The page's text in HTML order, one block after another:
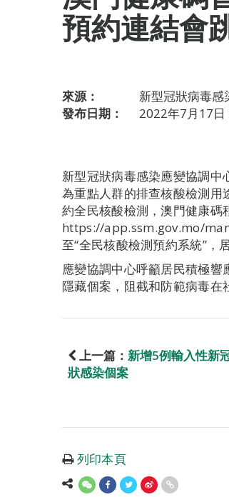
預約連結會
來源：
新型冠狀病毒
發布日期：
2022年7月17日
新型冠狀病毒感染應變協調
為重點人群的排查核酸檢測用
約全民核酸檢測，澳門健康碼
https://app.ssm.gov.mo/
至“全民核酸檢測預約系統”，
應變協調中心呼籲居民積極
隱藏個案，阻截和防範病毒在
上一篇： 新增5例輸入性新
狀感染個案
列印本頁